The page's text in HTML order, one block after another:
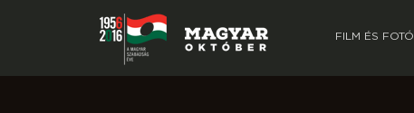
FILM ÉS FOTÓ